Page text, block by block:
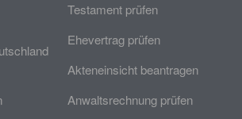
Testament prüfen
Ehevertrag prüfen
Akteneinsicht beantragen
Anwaltsrechnung prüfen